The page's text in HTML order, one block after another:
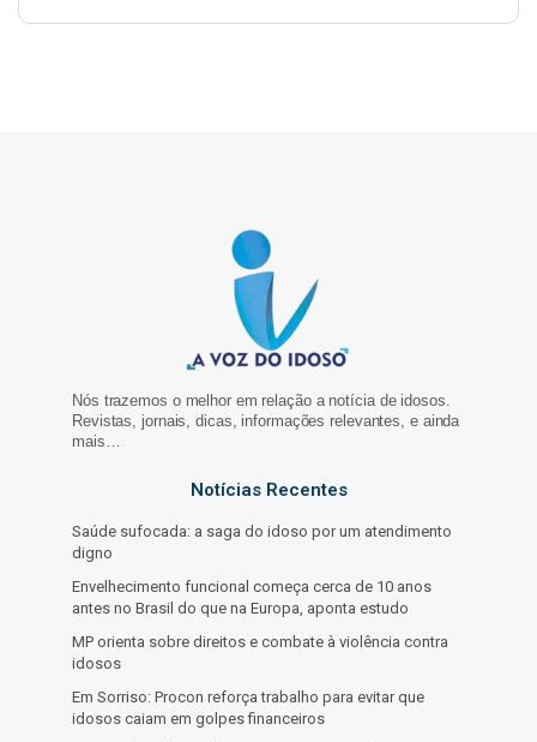
Nós trazemos o melhor em relação a notícia de idosos.
Revistas, jornais, dicas, informações relevantes, e ainda
mais…
Notícias Recentes
Saúde sufocada: a saga do idoso por um atendimento
digno
Envelhecimento funcional começa cerca de 10 anos
antes no Brasil do que na Europa, aponta estudo
MP orienta sobre direitos e combate à violência contra
idosos
Em Sorriso: Procon reforça trabalho para evitar que
idosos caiam em golpes financeiros